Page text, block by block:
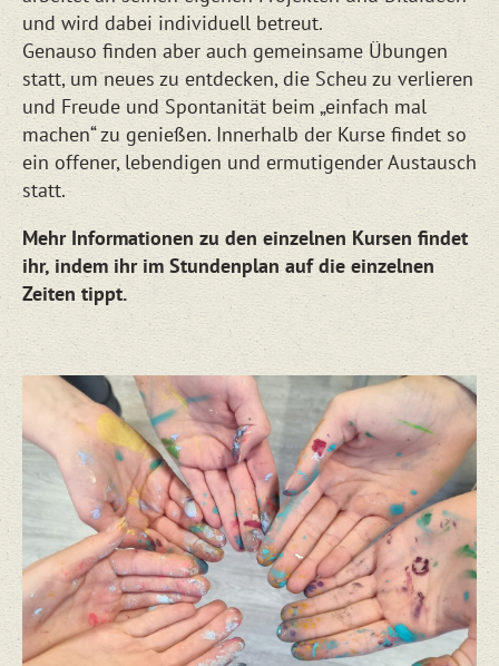
und wird dabei individuell betreut.
Genauso finden aber auch gemeinsame Übungen
statt, um neues zu entdecken, die Scheu zu verlieren
und Freude und Spontanität beim „einfach mal
machen“ zu genießen. Innerhalb der Kurse findet so
ein offener, lebendigen und ermutigender Austausch
statt.
Mehr Informationen zu den einzelnen Kursen findet
ihr, indem ihr im Stundenplan auf die einzelnen
Zeiten tippt.